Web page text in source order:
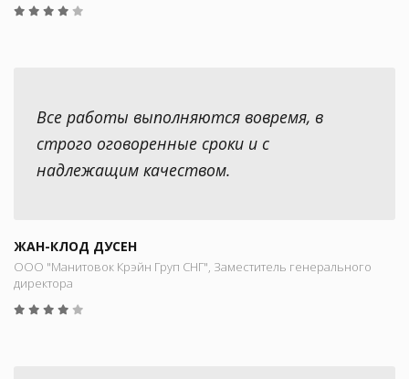
Все работы выполняются вовремя, в
строго оговоренные сроки и с
надлежащим качеством.
ЖАН-КЛОД ДУСЕН
ООО "Манитовок Крэйн Груп СНГ", Заместитель генерального
директора